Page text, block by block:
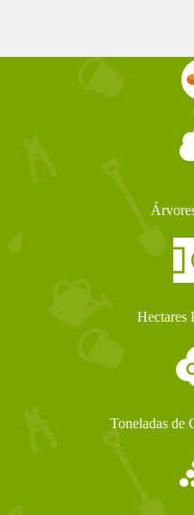
Hectares
Toneladas de